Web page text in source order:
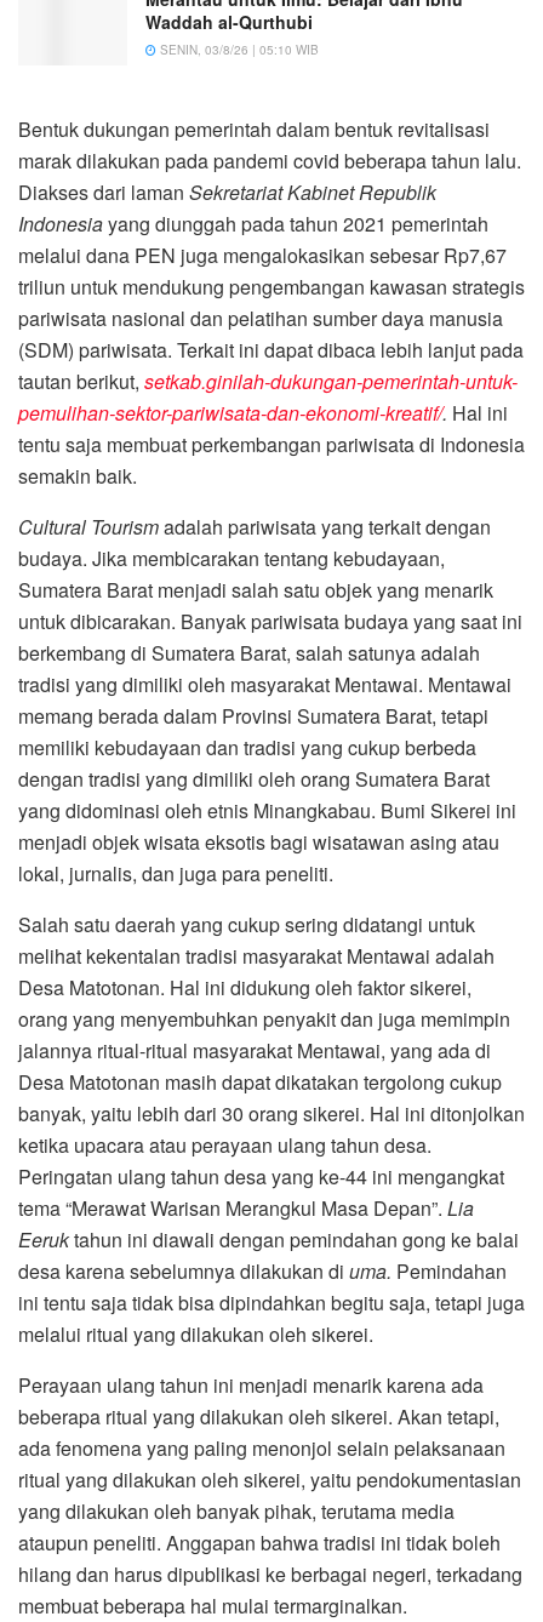
Waddah al-Qurthubi
SENIN, 03/8/26 | 05:10 WIB
Bentuk dukungan pemerintah dalam bentuk revitalisasi
marak dilakukan pada pandemi covid beberapa tahun lalu.
Diakses dari laman Sekretariat Kabinet Republik
Indonesiayang diunggah pada tahun 2021 pemerintah
melalui dana PEN juga mengalokasikan sebesar Rp7,67
triliun untuk mendukung pengembangan kawasan strategis
pariwisata nasional dan pelatihan sumber daya manusia
(SDM) pariwisata. Terkait ini dapat dibaca lebih lanjut pada
tautan berikut, setkab.ginilah-dukungan-pemerintah-untuk-
pemulihan-sektor-pariwisata-dan-ekonomi-kreatif/. Hal ini
tentu saja membuat perkembangan pariwisata di Indonesia
semakin baik.
Cultural Tourismadalah pariwisata yang terkait dengan
budaya. Jika membicarakan tentang kebudayaan,
Sumatera Barat menjadi salah satu objek yang menarik
untuk dibicarakan. Banyak pariwisata budaya yang saat ini
berkembang di Sumatera Barat, salah satunya adalah
tradisi yang dimiliki oleh masyarakat Mentawai. Mentawai
memang berada dalam Provinsi Sumatera Barat, tetapi
memiliki kebudayaan dan tradisi yang cukup berbeda
dengan tradisi yang dimiliki oleh orang Sumatera Barat
yang didominasi oleh etnis Minangkabau. Bumi Sikerei ini
menjadi objek wisata eksotis bagi wisatawan asing atau
lokal, jurnalis, dan juga para peneliti.
Salah satu daerah yang cukup sering didatangi untuk
melihat kekentalan tradisi masyarakat Mentawai adalah
Desa Matotonan. Hal ini didukung oleh faktor sikerei,
orang yang menyembuhkan penyakit dan juga memimpin
jalannya ritual-ritual masyarakat Mentawai, yang ada di
Desa Matotonan masih dapat dikatakan tergolong cukup
banyak, yaitu lebih dari 30 orang sikerei. Hal ini ditonjolkan
ketika upacara atau perayaan ulang tahun desa.
Peringatan ulang tahun desa yang ke-44 ini mengangkat
tema “Merawat Warisan Merangkul Masa Depan”. Lia
Eeruktahun ini diawali dengan pemindahan gong ke balai
desa karena sebelumnya dilakukan di uma. Pemindahan
ini tentu saja tidak bisa dipindahkan begitu saja, tetapi juga
melalui ritual yang dilakukan oleh sikerei.
Perayaan ulang tahun ini menjadi menarik karena ada
beberapa ritual yang dilakukan oleh sikerei. Akan tetapi,
ada fenomena yang paling menonjol selain pelaksanaan
ritual yang dilakukan oleh sikerei, yaitu pendokumentasian
yang dilakukan oleh banyak pihak, terutama media
ataupun peneliti. Anggapan bahwa tradisi ini tidak boleh
hilang dan harus dipublikasi ke berbagai negeri, terkadang
membuat beberapa hal mulai termarginalkan.